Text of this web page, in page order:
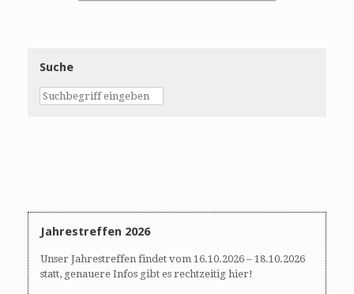
Suche
Jahrestreffen 2026
Unser Jahrestreffen findet vom 16.10.2026 – 18.10.2026
statt, genauere Infos gibt es rechtzeitig hier!